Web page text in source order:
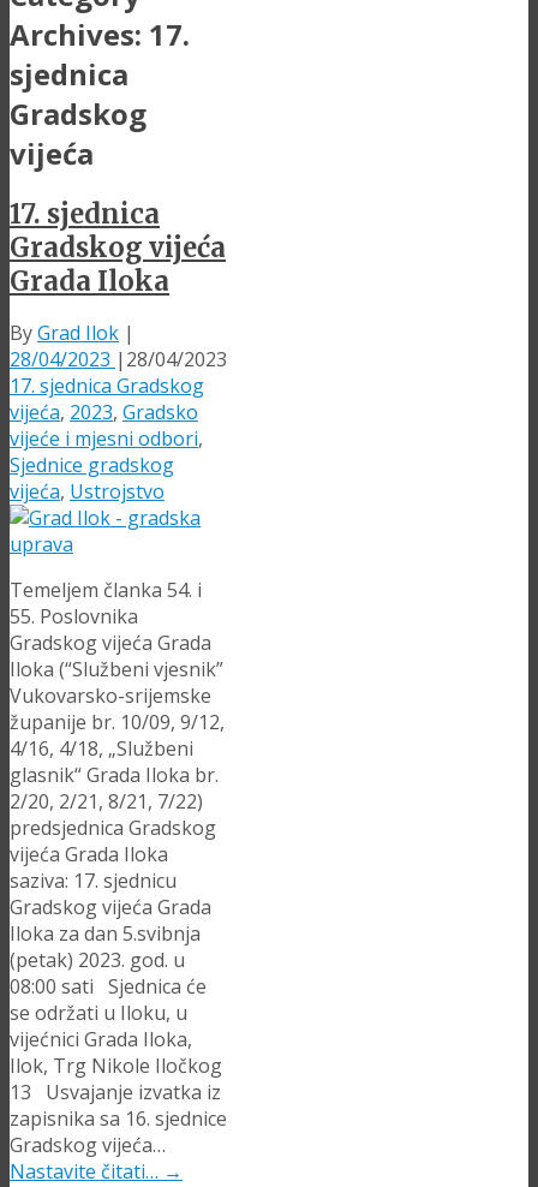
Archives: 17.
sjednica
Gradskog
vijeća
17. sjednica
Gradskog vijeća
Grada Iloka
ByGrad Ilok |
28/04/2023 | 28/04/2023
17. sjednica Gradskog
vijeća, 2023, Gradsko
vijeće i mjesni odbori,
Sjednice gradskog
vijeća, Ustrojstvo
Temeljem članka 54. i
55. Poslovnika
Gradskog vijeća Grada
Iloka (“Službeni vjesnik”
Vukovarsko-srijemske
županije br. 10/09, 9/12,
4/16, 4/18, „Službeni
glasnik“ Grada Iloka br.
2/20, 2/21, 8/21, 7/22)
predsjednica Gradskog
vijeća Grada Iloka
saziva: 17. sjednicu
Gradskog vijeća Grada
Iloka za dan 5.svibnja
(petak) 2023. god. u
08:00 sati Sjednica će
se održati u Iloku, u
vijećnici Grada Iloka,
Ilok, Trg Nikole Iločkog
13 Usvajanje izvatka iz
zapisnika sa 16. sjednice
Gradskog vijeća…
Nastavite čitati… →